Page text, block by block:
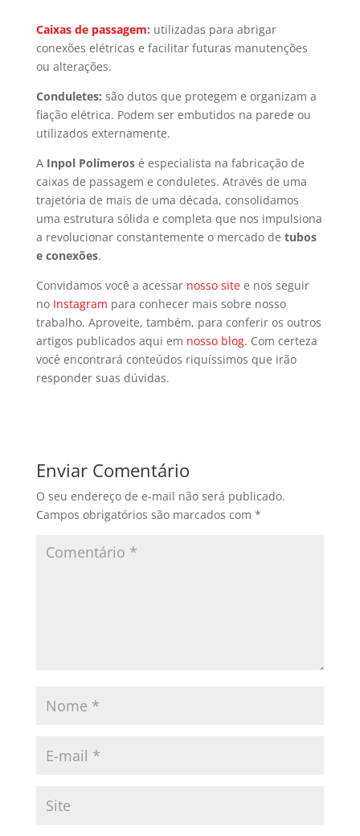
Caixas de passagem: utilizadas para abrigar
conexões elétricas e facilitar futuras manutenções
ou alterações.
Conduletes: são dutos que protegem e organizam a
fiação elétrica. Podem ser embutidos na parede ou
utilizados externamente.
A Inpol Polímerosé especialista na fabricação de
caixas de passagem e conduletes. Através de uma
trajetória de mais de uma década, consolidamos
uma estrutura sólida e completa que nos impulsiona
a revolucionar constantemente o mercado de tubos
e conexões.
Convidamos você a acessar nosso sitee nos seguir
no Instagram para conhecer mais sobre nosso
trabalho. Aproveite, também, para conferir os outros
artigos publicados aqui em nosso blog. Com certeza
você encontrará conteúdos riquíssimos que irão
responder suas dúvidas.
Enviar Comentário
O seu endereço de e-mail não será publicado.
Campos obrigatórios são marcados com *